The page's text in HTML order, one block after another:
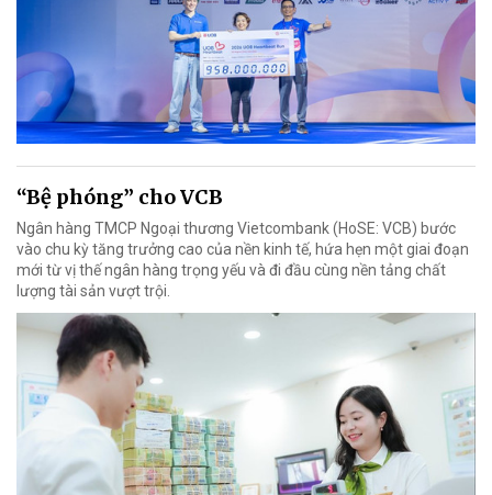
“Bệ phóng” cho VCB
Ngân hàng TMCP Ngoại thương Vietcombank (HoSE: VCB) bước
vào chu kỳ tăng trưởng cao của nền kinh tế, hứa hẹn một giai đoạn
mới từ vị thế ngân hàng trọng yếu và đi đầu cùng nền tảng chất
lượng tài sản vượt trội.